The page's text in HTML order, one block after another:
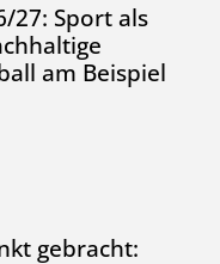
27: Sport als
am Beispiel
als
gebracht: